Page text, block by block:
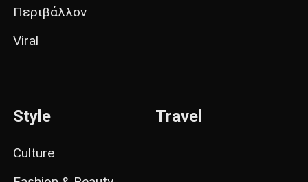
Περιβάλλον
Viral
Style
Culture
Travel